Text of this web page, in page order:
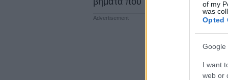
of my
was
Opted
Google
I want
web or